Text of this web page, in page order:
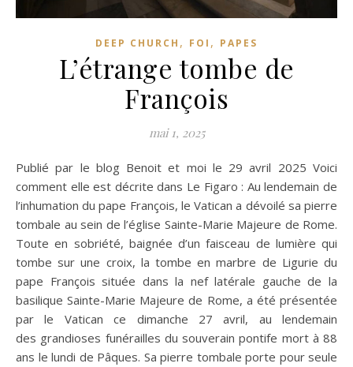
DEEP CHURCH , FOI , PAPES
L’étrange tombe de
François
mai 1, 2025
Publié par le blog Benoit et moi le 29 avril 2025 Voici
comment elle est décrite dans Le Figaro : Au lendemain de
l’inhumation du pape François, le Vatican a dévoilé sa pierre
tombale au sein de l’église Sainte-Marie Majeure de Rome.
Toute en sobriété, baignée d’un faisceau de lumière qui
tombe sur une croix, la tombe en marbre de Ligurie du
pape François située dans la nef latérale gauche de la
basilique Sainte-Marie Majeure de Rome, a été présentée
par le Vatican ce dimanche 27 avril, au lendemain
des grandioses funérailles du souverain pontife mort à 88
ans le lundi de Pâques. Sa pierre tombale porte pour seule